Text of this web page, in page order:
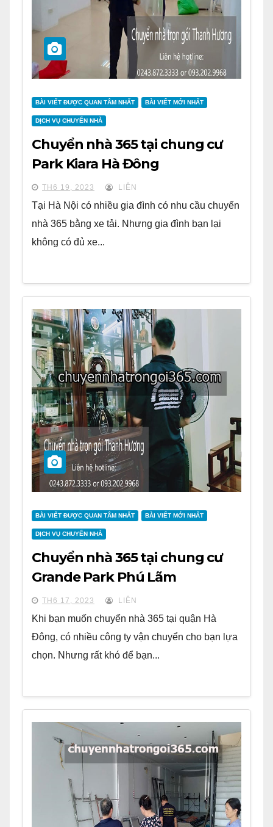
BÀI VIẾT ĐƯỢC QUAN TÂM NHẤT BÀI VIẾT MỚI NHẤT
DỊCH VỤ CHUYỂN NHÀ
Chuyển nhà 365 tại chung cư
Park Kiara Hà Đông
TH6 19, 2023 LIÊN
Tại Hà Nội có nhiều gia đình có nhu cầu chuyển
nhà 365 bằng xe tải. Nhưng gia đình bạn lại
không có đủ xe...
BÀI VIẾT ĐƯỢC QUAN TÂM NHẤT BÀI VIẾT MỚI NHẤT
DỊCH VỤ CHUYỂN NHÀ
Chuyển nhà 365 tại chung cư
Grande Park Phú Lãm
TH6 17, 2023 LIÊN
Khi bạn muốn chuyển nhà 365 tại quận Hà
Đông, có nhiều công ty vận chuyển cho bạn lựa
chọn. Nhưng rất khó để bạn...